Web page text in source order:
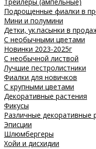
Подрощенные фиалки в
Мини и полумини
Детки, ук.пасынки в
С необычными цветами
Новинки 2023-2025г
С необычной листвой
Лучшие пестролистники
Фиалки для новичков
С крупными цветами
Декоративные растения
Фикусы
Различные декоративные
Эписции
Шлюмбергеры
Хойи и дисхидии